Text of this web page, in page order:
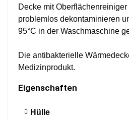
Decke mit
problemlos dekontaminieren
95°C in der Waschmaschine
Die antibakterielle
Medizinprodukt.
Eigenschaften
Hülle